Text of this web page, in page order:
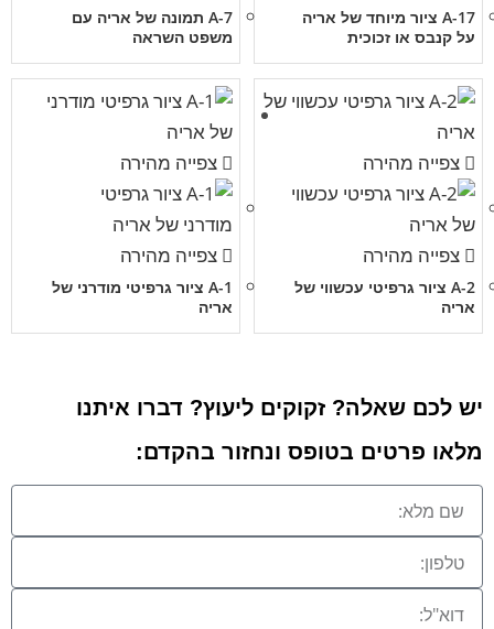
A-17 ציור מיוחד של אריה
על קנבס או זכוכית
A-7 תמונה של אריה עם
משפט השראה
צפייה מהירה
צפייה מהירה
A-2 ציור גרפיטי עכשווי של
אריה
צפייה מהירה
צפייה מהירה
A-1 ציור גרפיטי מודרני של
אריה
יש לכם שאלה? זקוקים ליעוץ? דברו איתנו
מלאו פרטים בטופס ונחזור בהקדם: